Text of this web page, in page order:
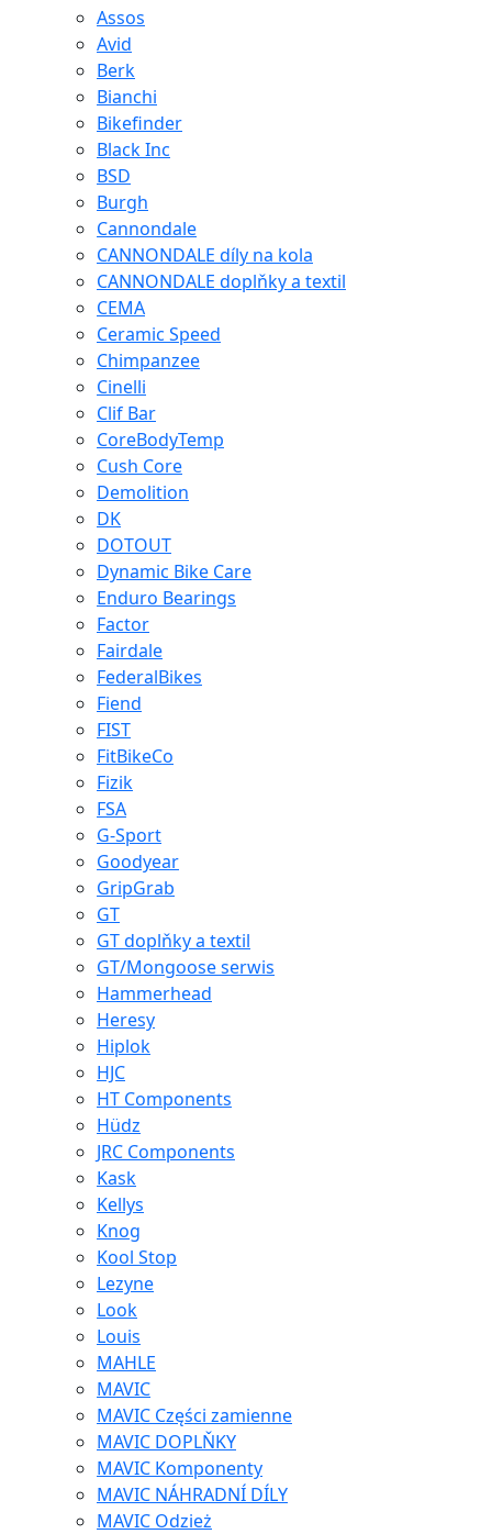
Assos
Avid
Berk
Bianchi
Bikefinder
Black Inc
BSD
Burgh
Cannondale
CANNONDALE díly na kola
CANNONDALE doplňky a textil
CEMA
Ceramic Speed
Chimpanzee
Cinelli
Clif Bar
CoreBodyTemp
Cush Core
Demolition
DK
DOTOUT
Dynamic Bike Care
Enduro Bearings
Factor
Fairdale
FederalBikes
Fiend
FIST
FitBikeCo
Fizik
FSA
G-Sport
Goodyear
GripGrab
GT
GT doplňky a textil
GT/Mongoose serwis
Hammerhead
Heresy
Hiplok
HJC
HT Components
Hüdz
JRC Components
Kask
Kellys
Knog
Kool Stop
Lezyne
Look
Louis
MAHLE
MAVIC
MAVIC Części zamienne
MAVIC DOPLŇKY
MAVIC Komponenty
MAVIC NÁHRADNÍ DÍLY
MAVIC Odzież